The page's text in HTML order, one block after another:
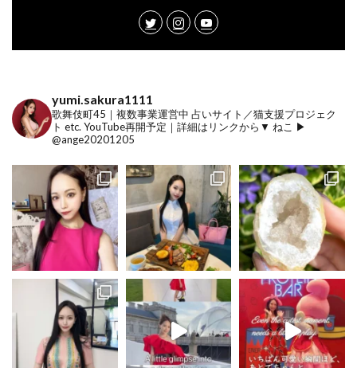
yumi.sakura1111
歌舞伎町45｜複数事業運営中 占いサイト／猫支援プロジェク
ト etc. YouTube再開予定｜詳細はリンクから▼ ねこ ▶︎
@ange20201205